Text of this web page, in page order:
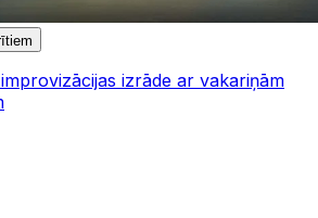
izrāde ar vakariņām